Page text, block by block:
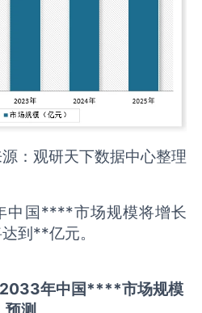
：观研天下数据中心整理
中国****市场规模将增长
到**亿元。
33年中国****市场规模